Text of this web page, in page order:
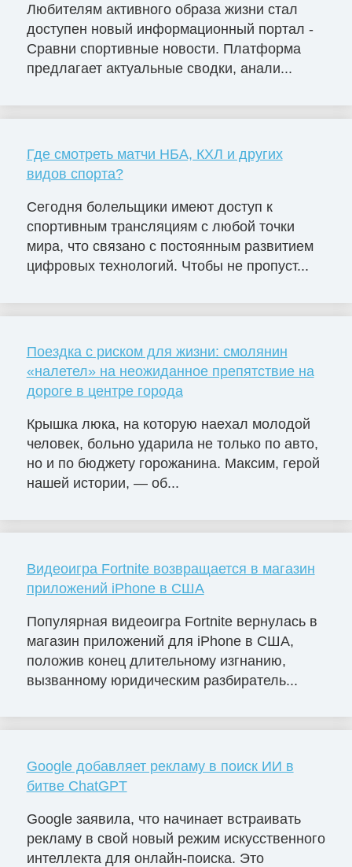
Любителям активного образа жизни стал
доступен новый информационный портал -
Сравни спортивные новости. Платформа
предлагает актуальные сводки, анали...
Где смотреть матчи НБА, КХЛ и других
видов спорта?
Сегодня болельщики имеют доступ к
спортивным трансляциям с любой точки
мира, что связано с постоянным развитием
цифровых технологий. Чтобы не пропуст...
Поездка с риском для жизни: смолянин
«налетел» на неожиданное препятствие на
дороге в центре города
Крышка люка, на которую наехал молодой
человек, больно ударила не только по авто,
но и по бюджету горожанина. Максим, герой
нашей истории, — об...
Видеоигра Fortnite возвращается в магазин
приложений iPhone в США
Популярная видеоигра Fortnite вернулась в
магазин приложений для iPhone в США,
положив конец длительному изгнанию,
вызванному юридическим разбиратель...
Google добавляет рекламу в поиск ИИ в
битве ChatGPT
Google заявила, что начинает встраивать
рекламу в свой новый режим искусственного
интеллекта для онлайн-поиска. Это